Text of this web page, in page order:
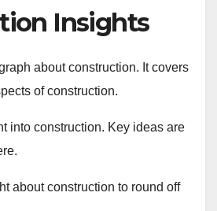
Insights
about construction. It covers
of construction.
into construction. Key ideas are
about construction to round off